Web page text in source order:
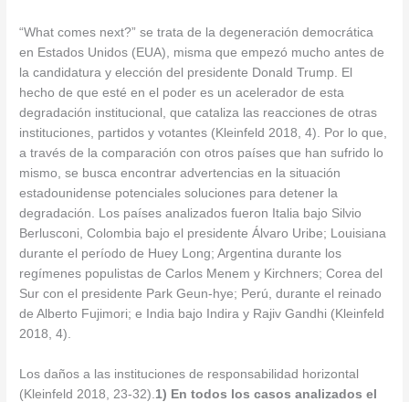
“What comes next?” se trata de la degeneración democrática
en Estados Unidos (EUA), misma que empezó mucho antes de
la candidatura y elección del presidente Donald Trump. El
hecho de que esté en el poder es un acelerador de esta
degradación institucional, que cataliza las reacciones de otras
instituciones, partidos y votantes (Kleinfeld 2018, 4). Por lo que,
a través de la comparación con otros países que han sufrido lo
mismo, se busca encontrar advertencias en la situación
estadounidense potenciales soluciones para detener la
degradación. Los países analizados fueron Italia bajo Silvio
Berlusconi, Colombia bajo el presidente Álvaro Uribe; Louisiana
durante el período de Huey Long; Argentina durante los
regímenes populistas de Carlos Menem y Kirchners; Corea del
Sur con el presidente Park Geun-hye; Perú, durante el reinado
de Alberto Fujimori; e India bajo Indira y Rajiv Gandhi (Kleinfeld
2018, 4).
Los daños a las instituciones de responsabilidad horizontal
(Kleinfeld 2018, 23-32). 1) En todos los casos analizados el